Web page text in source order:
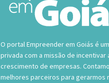
O portal Empreender em Goiás é
privada com a missão de incentivar
crescimento de empresas.
melhores parceiros para gerarmos